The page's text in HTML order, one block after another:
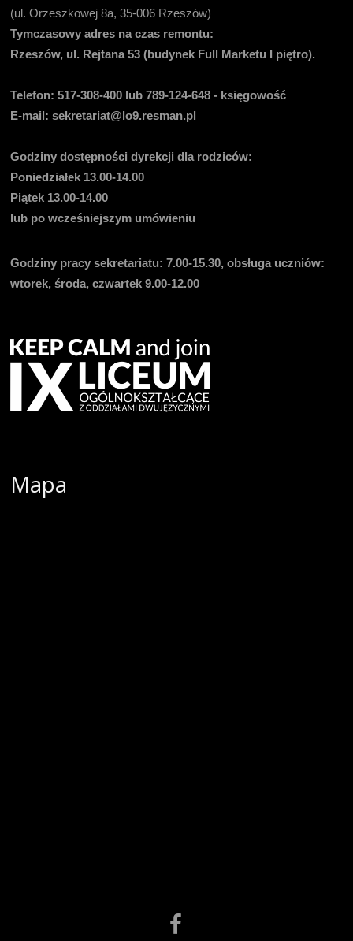
(ul. Orzeszkowej 8a, 35-006 Rzeszów)
Tymczasowy adres na czas remontu:
Rzeszów, ul. Rejtana 53 (budynek Full Marketu I piętro).
Telefon:517-308-400 lub 789-124-648 - księgowość
E-mail: sekretariat@lo9.resman.pl
Godziny dostępności dyrekcji dla rodziców:
Poniedziałek 13.00-14.00
Piątek 13.00-14.00
lub po wcześniejszym umówieniu
Godziny pracy sekretariatu: 7.00-15.30, obsługa uczniów:
wtorek, środa, czwartek 9.00-12.00
Mapa